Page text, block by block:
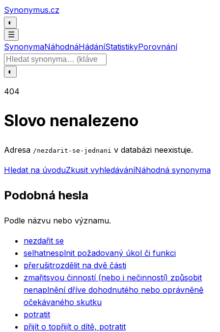
Přeskočit na obsah
Synonymus.cz
◐
☰
SynonymaNáhodnáHádáníStatistikyPorovnání
Hledat slovo
◐
404
Slovo nenalezeno
Adresa /nezdarit-se-jednani v databázi neexistuje.
Hledat na úvoduZkusit vyhledáváníNáhodná synonyma
Podobná hesla
Podle názvu nebo významu.
nezdařit se
selhatnesplnit požadovaný úkol či funkci
přerušitrozdělit na dvě části
zmařitsvou činností (nebo i nečinností) způsobit
nenaplnění dříve dohodnutého nebo oprávněně
očekávaného skutku
potratit
přijít o topřijít o dítě, potratit